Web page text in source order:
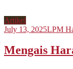
Artikel
July 13, 2025LPM
Mengais